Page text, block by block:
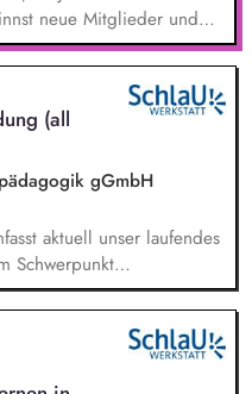
neue Mitglieder und
und Naturschutz. Du
und Klimaschutz nach
unterstützt Kampagnen
das Sammeln von
(all
gGmbH
aktuell unser laufendes
Schwerpunkt
sowie
bezogene Projekte
und
der Grundschule bis in